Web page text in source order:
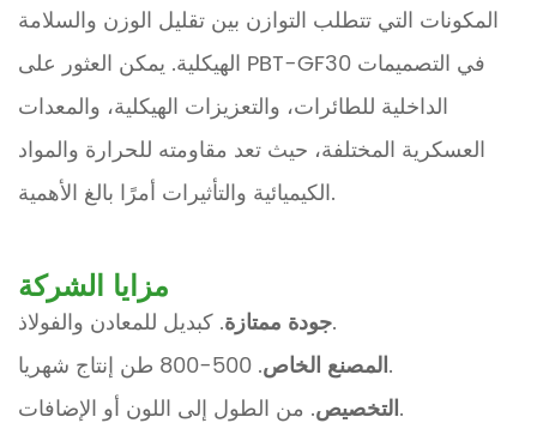
المكونات التي تتطلب التوازن بين تقليل الوزن والسلامة
الهيكلية. يمكن العثور على PBT-GF30 في التصميمات
الداخلية للطائرات، والتعزيزات الهيكلية، والمعدات
العسكرية المختلفة، حيث تعد مقاومته للحرارة والمواد
الكيميائية والتأثيرات أمرًا بالغ الأهمية.
مزايا الشركة
جودة ممتازة. كبديل للمعادن والفولاذ.
المصنع الخاص. 500-800 طن إنتاج شهريا.
التخصيص. من الطول إلى اللون أو الإضافات.